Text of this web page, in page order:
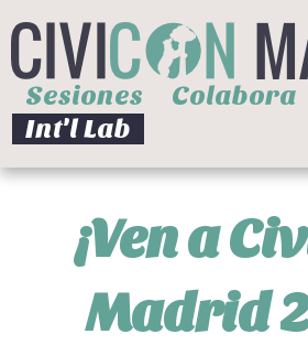
Skip to
Sesiones Colabora
Int'l Lab
¡Ven a
Madrid